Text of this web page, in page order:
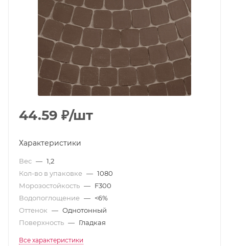
44.59 ₽/шт
Характеристики
Вес — 1,2
Кол-во в упаковке — 1080
Морозостойкость — F300
Водопоглощение — <6%
Оттенок — Однотонный
Поверхность — Гладкая
Все характеристики